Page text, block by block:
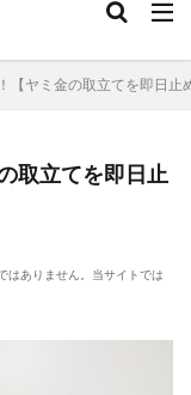
【ヤミ金の取立てを即日止
取立てを即日止
はありません。当サイトでは